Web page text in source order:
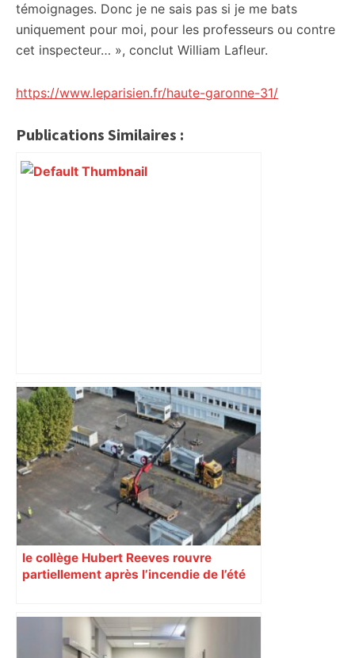
témoignages. Donc je ne sais pas si je me bats
uniquement pour moi, pour les professeurs ou contre
cet inspecteur… », conclut William Lafleur.
https://www.leparisien.fr/haute-garonne-31/
Publications Similaires :
« Rien d'inquiétant » pour Guillaume
Restes, le gardien de Toulouse, après
sa sortie à Metz – L'Équipe
le collège Hubert Reeves rouvre
partiellement après l’incendie de l’été